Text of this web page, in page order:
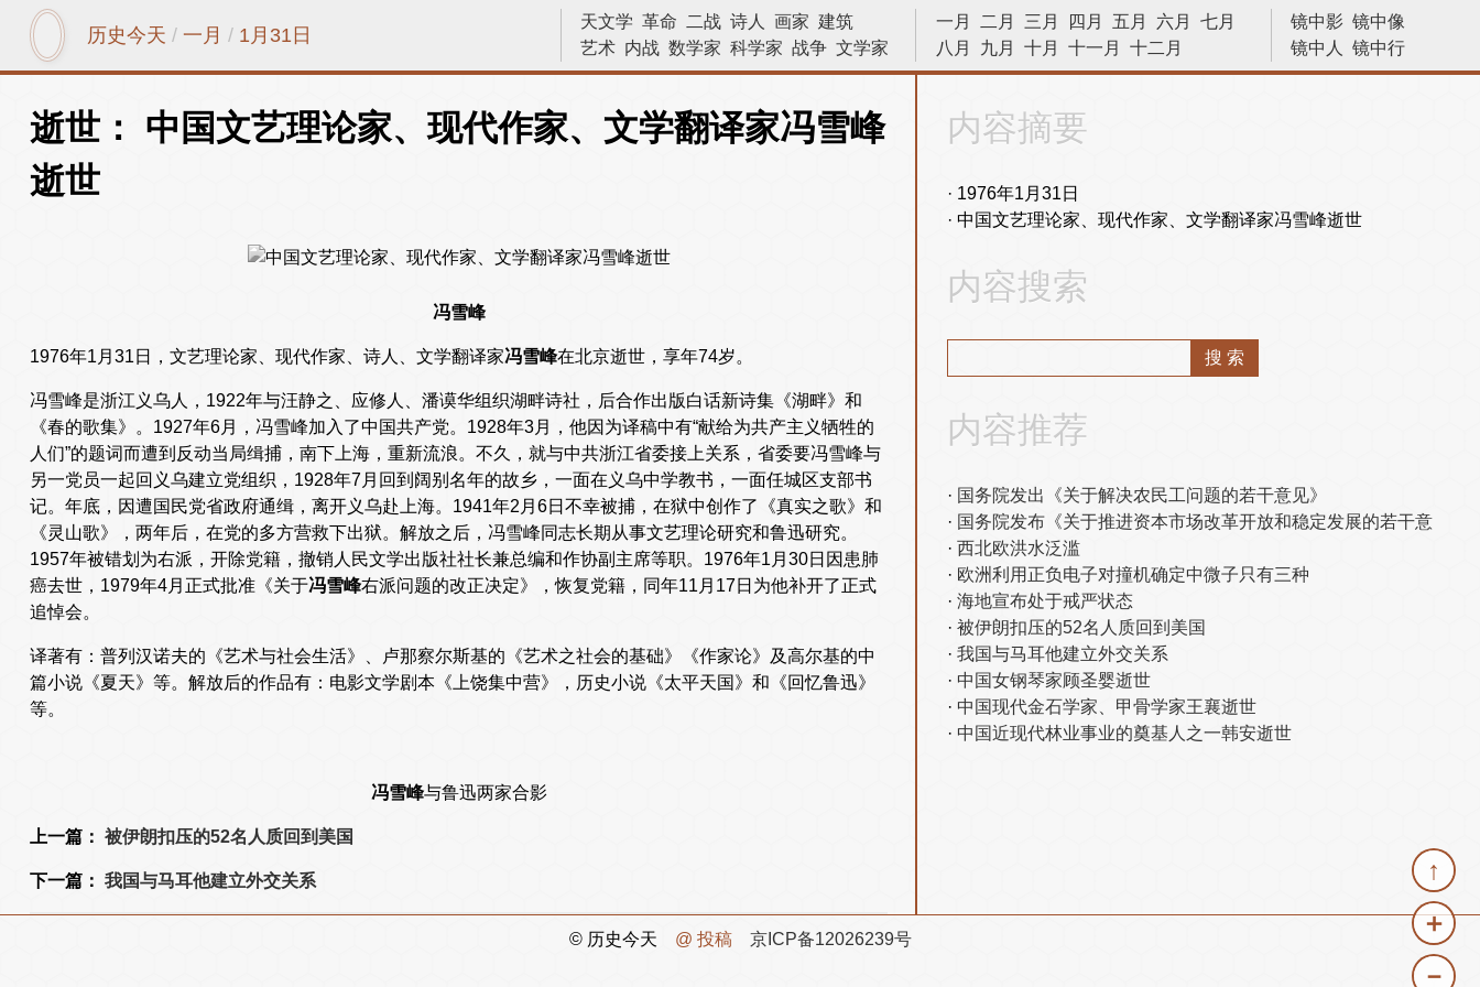
历史今天 / 一月 / 1月31日
镜中影 镜中像
镜中人
镜中行
历史今天
一月 二月 三月 四月 五月 六月
七月
八月
九月 十月 十一月 十二月
天文学 革命 二战 诗人 画家 建筑
艺术 内战 数学家 科学家 战争 文学家
发明 十字军东征 林则徐 物理学 战役
苏哈托 中国 越战 宇宙 数学 小说家
逝世： 中国文艺理论家、现代作家、文学翻译家冯雪峰
逝世
冯雪峰
1976年1月31日，文艺理论家、现代作家、诗人、文学翻译家冯雪峰在北京逝世，享年74岁。
冯雪峰是浙江义乌人，1922年与汪静之、应修人、潘谟华组织湖畔诗社，后合作出版白话新诗集《湖畔》和
《春的歌集》。1927年6月，冯雪峰加入了中国共产党。1928年3月，他因为译稿中有“献给为共产主义牺牲的
人们”的题词而遭到反动当局缉捕，南下上海，重新流浪。不久，就与中共浙江省委接上关系，省委要冯雪峰与
另一党员一起回义乌建立党组织，1928年7月回到阔别名年的故乡，一面在义乌中学教书，一面任城区支部书
记。年底，因遭国民党省政府通缉，离开义乌赴上海。1941年2月6日不幸被捕，在狱中创作了《真实之歌》和
《灵山歌》，两年后，在党的多方营救下出狱。解放之后，冯雪峰同志长期从事文艺理论研究和鲁迅研究。
1957年被错划为右派，开除党籍，撤销人民文学出版社社长兼总编和作协副主席等职。1976年1月30日因患肺
癌去世，1979年4月正式批准《关于冯雪峰右派问题的改正决定》，恢复党籍，同年11月17日为他补开了正式
追悼会。
译著有：普列汉诺夫的《艺术与社会生活》、卢那察尔斯基的《艺术之社会的基础》《作家论》及高尔基的中
篇小说《夏天》等。解放后的作品有：电影文学剧本《上饶集中营》，历史小说《太平天国》和《回忆鲁迅》
等。
冯雪峰与鲁迅两家合影
上一篇： 被伊朗扣压的52名人质回到美国
下一篇： 我国与马耳他建立外交关系
内容摘要
1976年1月31日
中国文艺理论家、现代作家、文学翻译家冯雪峰逝世
内容搜索
内容推荐
国务院发出《关于解决农民工问题的若干意见》
国务院发布《关于推进资本市场改革开放和稳定发展的若干意
见》
西北欧洪水泛滥
欧洲利用正负电子对撞机确定中微子只有三种
海地宣布处于戒严状态
被伊朗扣压的52名人质回到美国
我国与马耳他建立外交关系
中国女钢琴家顾圣婴逝世
中国现代金石学家、甲骨学家王襄逝世
中国近现代林业事业的奠基人之一韩安逝世
↑
＋
－
© 历史今天 @ 投稿 京ICP备12026239号